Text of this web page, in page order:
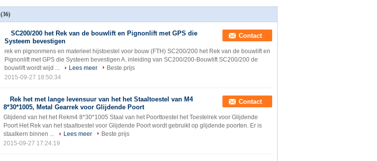
Toestellen/Gelaste de
Rekpignon
(36)
SC200/200 het Rek van de bouwlift en Pignonlift met GPS die
Systeem bevestigen
Contact
rek en pignonmens en materieel hijstoestel voor bouw (FTH) SC200/200 het Rek van de bouwlift en
Pignonlift met GPS die Systeem bevestigen A. inleiding van SC200/200-Bouwlift SC200/200 de
bouwlift wordt wijd ...
Lees meer
Beste prijs
2015-09-27 18:50:34
Rek het met lange levensuur van het het Staaltoestel van M4
8*30*1005, Metal Gearrek voor Glijdende Poort
Contact
Glijdend van het het Rekm4 8*30*1005 Staal van het Poorttoestel het Toestelrek voor Glijdende
Poort Het Rek van het staaltoestel voor Glijdende Poort wordt gebruikt op glijdende poorten. Er is
staalkern binnen ...
Lees meer
Beste prijs
2015-09-27 17:24:19